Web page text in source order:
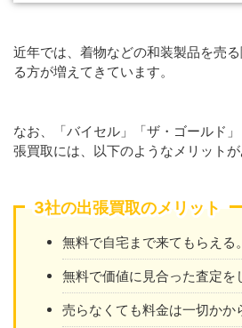
近年では、着物などの和装製品を売
る方が増えてきています。
なお、「バイセル」「ザ・ゴールド
張買取には、以下のようなメリットが
3社の出張買取のメリット
無料で自宅まで来てもらえる。
無料で価値に見合った査定を
売らなくても料金は一切かか